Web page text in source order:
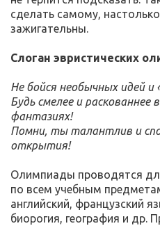
сделать самому,
зажигательны.
Слоган эвристических
Не бойся необычных идей
Будь смелее и раскованнее
фантазиях!
Помни, ты талантлив и
открытия!
Олимпиады проводятся
по всем учебным
английский, французский
биорогия, география и др.